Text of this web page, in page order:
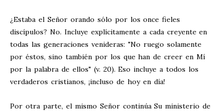
¿Estaba el Señor orando sólo por los once fieles
discípulos? No. Incluye explícitamente a cada creyente en
todas las generaciones venideras: "No ruego solamente
por éstos, sino también por los que han de creer en Mí
por la palabra de ellos" (v. 20). Eso incluye a todos los
verdaderos cristianos, ¡incluso de hoy en día!
Por otra parte, el mismo Señor continúa Su ministerio de